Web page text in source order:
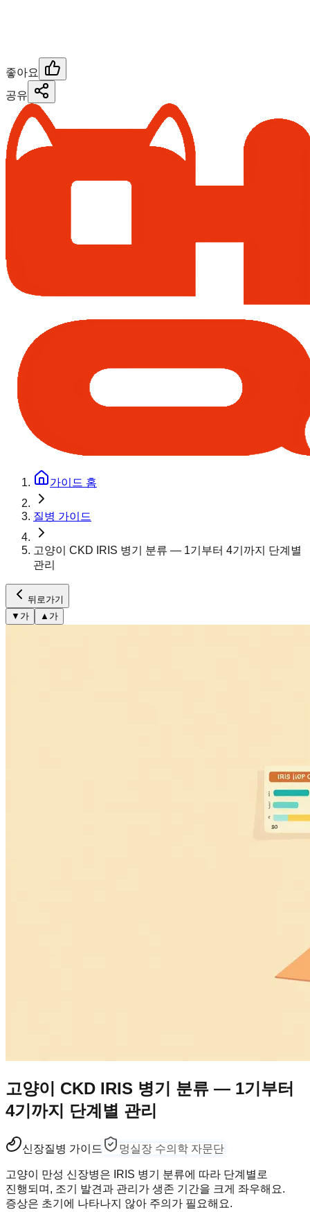
좋아요
공유
가이드 홈
질병 가이드
고양이 CKD IRIS 병기 분류 — 1기부터 4기까지 단계별
관리
뒤로가기
▼ 가 ▲ 가
고양이 CKD IRIS 병기 분류 — 1기부터
4기까지 단계별 관리
신장질병 가이드 멍실장 수의학 자문단
고양이 만성 신장병은 IRIS 병기 분류에 따라 단계별로
진행되며, 조기 발견과 관리가 생존 기간을 크게 좌우해요.
증상은 초기에 나타나지 않아 주의가 필요해요.